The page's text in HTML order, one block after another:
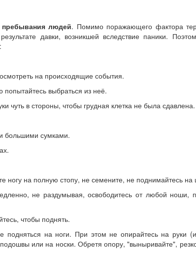
людей. Помимо поражающего фактора
давки, возникшей вследствие паники.
:
на происходящие события.
попытайтесь выбраться из неё.
чуть в стороны, чтобы грудная клетка не была сдавлена.
большими сумками.
ногу на полную стопу, не семените, не поднимайтесь на
не раздумывая, освободитесь от любой ноши,
чтобы поднять.
на ноги. При этом не опирайтесь на руки
или на носки. Обретя опору, "выныривайте",